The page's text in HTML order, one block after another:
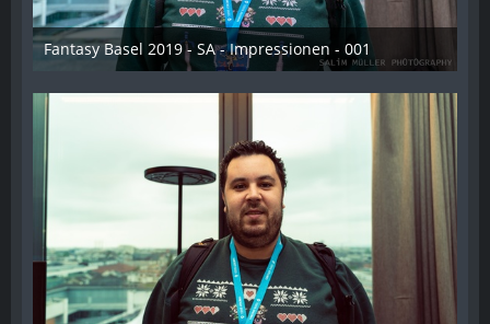
Fantasy Basel 2019 - SA - Impressionen - 001
21. Mai 2019